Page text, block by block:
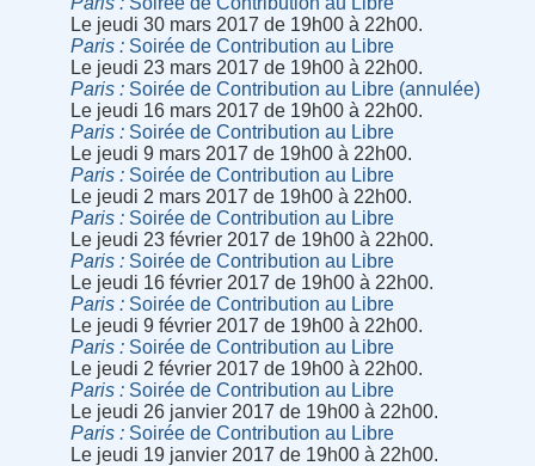
Le jeudi 30 mars 2017 de 19h00 à 22h00.
Paris
Soirée de Contribution au Libre
Le jeudi 23 mars 2017 de 19h00 à 22h00.
Paris
Soirée de Contribution au Libre (annulée)
Le jeudi 16 mars 2017 de 19h00 à 22h00.
Paris
Soirée de Contribution au Libre
Le jeudi 9 mars 2017 de 19h00 à 22h00.
Paris
Soirée de Contribution au Libre
Le jeudi 2 mars 2017 de 19h00 à 22h00.
Paris
Soirée de Contribution au Libre
Le jeudi 23 février 2017 de 19h00 à 22h00.
Paris
Soirée de Contribution au Libre
Le jeudi 16 février 2017 de 19h00 à 22h00.
Paris
Soirée de Contribution au Libre
Le jeudi 9 février 2017 de 19h00 à 22h00.
Paris
Soirée de Contribution au Libre
Le jeudi 2 février 2017 de 19h00 à 22h00.
Paris
Soirée de Contribution au Libre
Le jeudi 26 janvier 2017 de 19h00 à 22h00.
Paris
Soirée de Contribution au Libre
Le jeudi 19 janvier 2017 de 19h00 à 22h00.